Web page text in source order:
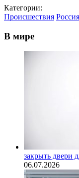
Категории:
Происшествия Россия
В мире
закрыть двери
06.07.2026